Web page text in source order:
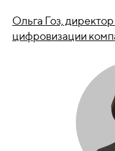
Ольга Гоз,
цифровизации